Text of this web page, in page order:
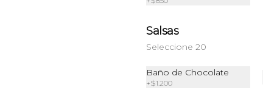
Salsas
Seleccione 20
Baño de Chocolate
+$1.200